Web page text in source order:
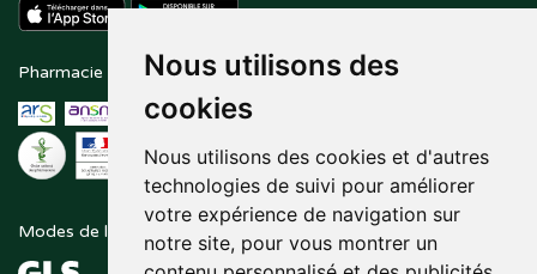
Nous utilisons des
cookies
Nous utilisons des cookies et d'autres
technologies de suivi pour améliorer
votre expérience de navigation sur
notre site, pour vous montrer un
Pharmacie en ligne agréée Paiement sécurisé
Modes de livraison Suivez-nous sur